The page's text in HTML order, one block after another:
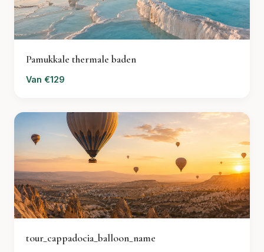
Pamukkale thermale baden
Van €129
tour_cappadocia_balloon_name